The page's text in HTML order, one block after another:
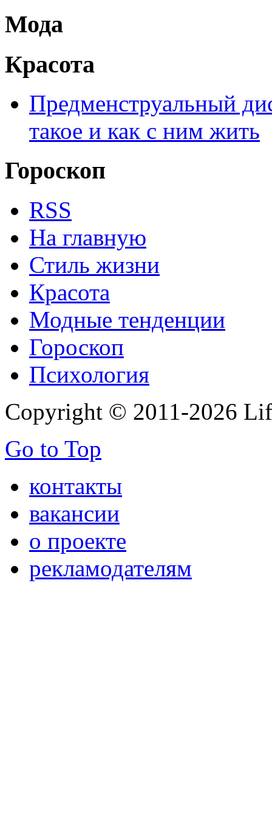
Мода
Красота
Предменструальный
такое и как с ним жить
Гороскоп
RSS
На главную
Стиль жизни
Красота
Модные тенденции
Гороскоп
Психология
Copyright © 2011-2026
Go to Top
контакты
вакансии
о проекте
рекламодателям